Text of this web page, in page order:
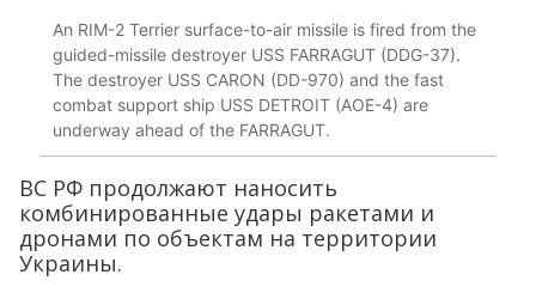
An RIM-2 Terrier surface-to-air missile is fired from the
guided-missile destroyer USS FARRAGUT (DDG-37).
The destroyer USS CARON (DD-970) and the fast
combat support ship USS DETROIT (AOE-4) are
underway ahead of the FARRAGUT.
ВС РФ продолжают наносить
комбинированные удары ракетами и
дронами по объектам на территории
Украины.